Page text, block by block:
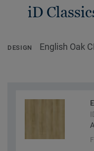
iD
DESIGN English Oak